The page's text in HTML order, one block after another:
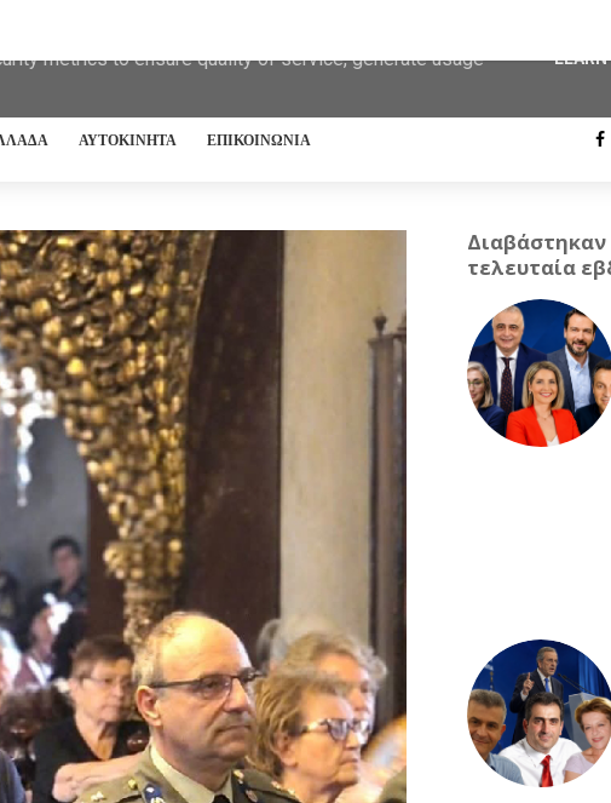
ΑΥΤΟΚΙΝΗΤΑ ΕΠΙΚΟΙΝΩΝΙΑ
τελευταία
metrics to ensure quality of service, generate usage